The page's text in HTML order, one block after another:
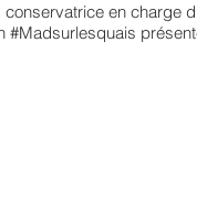
conservatrice en
#Madsurlesquais